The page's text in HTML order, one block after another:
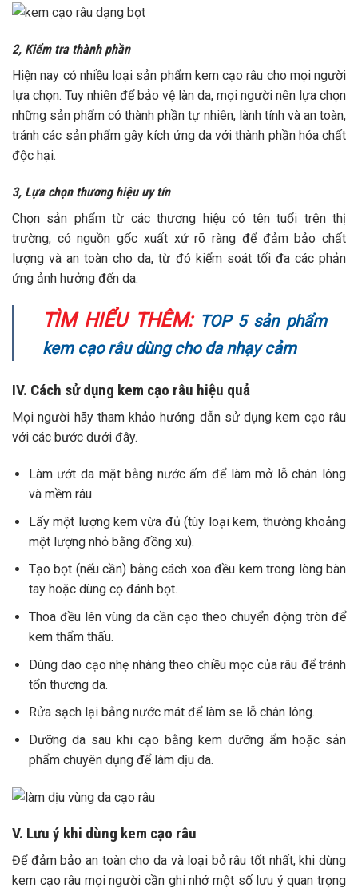
2, Kiểm tra thành phần
Hiện nay có nhiều loại sản phẩm kem cạo râu cho mọi người
lựa chọn. Tuy nhiên để bảo vệ làn da, mọi người nên lựa chọn
những sản phẩm có thành phần tự nhiên, lành tính và an toàn,
tránh các sản phẩm gây kích ứng da với thành phần hóa chất
độc hại.
3, Lựa chọn thương hiệu uy tín
Chọn sản phẩm từ các thương hiệu có tên tuổi trên thị
trường, có nguồn gốc xuất xứ rõ ràng để đảm bảo chất
lượng và an toàn cho da, từ đó kiểm soát tối đa các phản
ứng ảnh hưởng đến da.
TÌM HIỂU THÊM: TOP 5 sản phẩm
kem cạo râu dùng cho da nhạy cảm
IV. Cách sử dụng kem cạo râu hiệu quả
Mọi người hãy tham khảo hướng dẫn sử dụng kem cạo râu
với các bước dưới đây.
Làm ướt da mặt bằng nước ấm để làm mở lỗ chân lông
và mềm râu.
Lấy một lượng kem vừa đủ (tùy loại kem, thường khoảng
một lượng nhỏ bằng đồng xu).
Tạo bọt (nếu cần) bằng cách xoa đều kem trong lòng bàn
tay hoặc dùng cọ đánh bọt.
Thoa đều lên vùng da cần cạo theo chuyển động tròn để
kem thẩm thấu.
Dùng dao cạo nhẹ nhàng theo chiều mọc của râu để tránh
tổn thương da.
Rửa sạch lại bằng nước mát để làm se lỗ chân lông.
Dưỡng da sau khi cạo bằng kem dưỡng ẩm hoặc sản
phẩm chuyên dụng để làm dịu da.
V. Lưu ý khi dùng kem cạo râu
Để đảm bảo an toàn cho da và loại bỏ râu tốt nhất, khi dùng
kem cạo râu mọi người cần ghi nhớ một số lưu ý quan trọng